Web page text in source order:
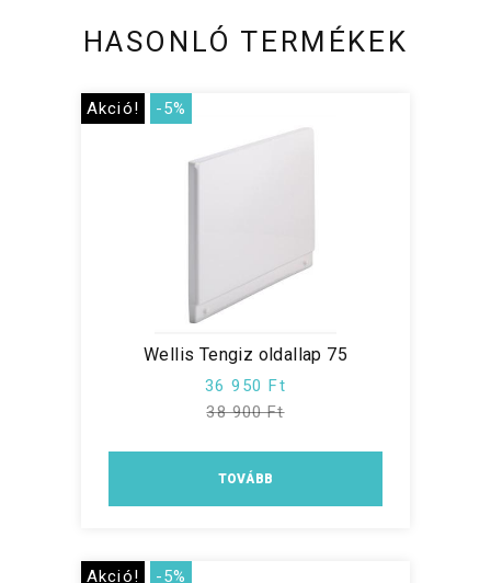
HASONLÓ TERMÉKEK
Akció! -5%
Wellis Tengiz oldallap 75
36 950 Ft
38 900 Ft
TOVÁBB
Akció! -5%